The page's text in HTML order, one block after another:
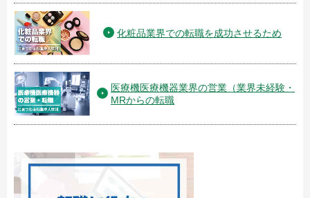
化粧品業界での転職を成功させるため
医療機医療機器業界の営業（業界未経験・
MRからの転職